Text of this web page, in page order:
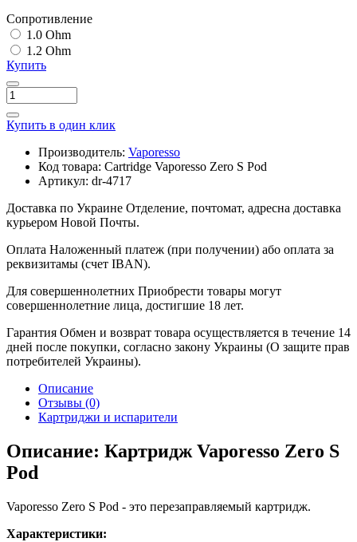
Cопротивление
1.0 Ohm
1.2 Ohm
Купить
Купить в один клик
Производитель: Vaporesso
Код товара: Cartridge Vaporesso Zero S Pod
Артикул: dr-4717
Доставка по Украине Отделение, почтомат, адресна доставка
курьером Новой Почты.
Оплата Наложенный платеж (при получении) або оплата за
реквизитамы (счет IBAN).
Для совершеннолетних Приобрести товары могут
совершеннолетние лица, достигшие 18 лет.
Гарантия Обмен и возврат товара осуществляется в течение 14
дней после покупки, согласно закону Украины (О защите прав
потребителей Украины).
Описание
Отзывы (0)
Картриджи и испарители
Описание: Картридж Vaporesso Zero S
Pod
Vaporesso Zero S Pod - это перезаправляемый картридж.
Характеристики: